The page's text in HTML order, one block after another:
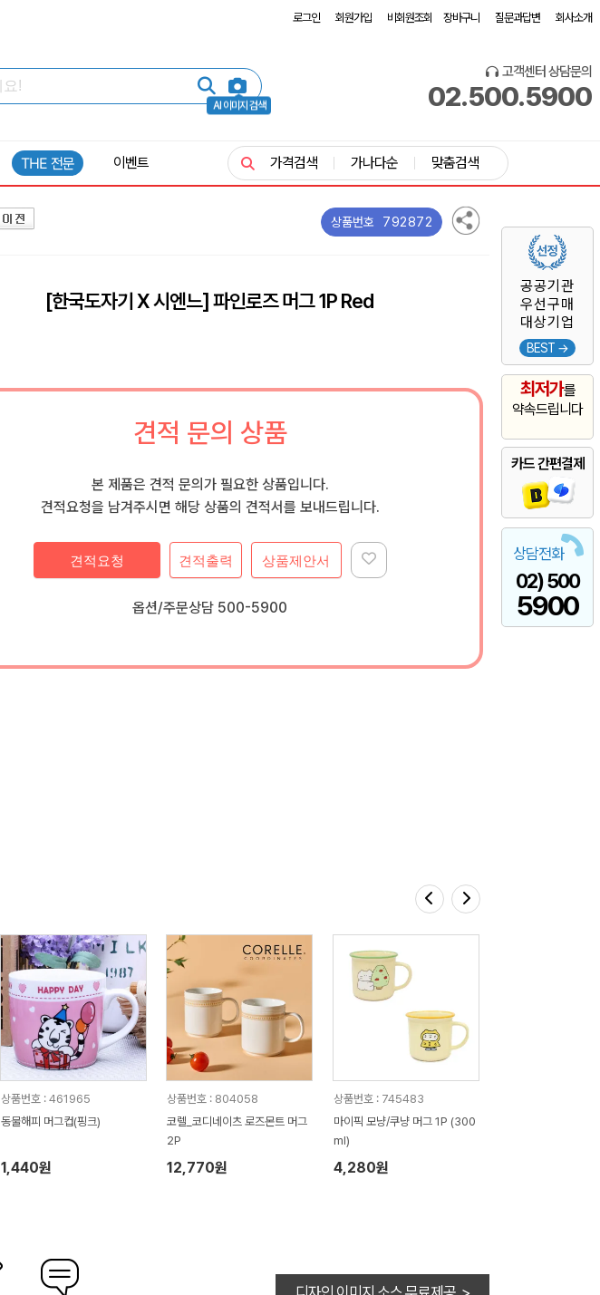
로그인 회원가입 비회원조회 장바구니 질문과답변 회사소개
AI 이미지 검색
고객센터 상담문의
02.500.5900
공공기관
우선구매
대상기업
BEST →
최저가를
약속드립니다
카드 간편결제
상담전화
02) 500
5900
THE 전문 이벤트 가격검색 가나다순 맞춤검색
상품번호 792872
[한국도자기 X 시엔느] 파인로즈 머그 1P Red
견적 문의 상품
본 제품은 견적 문의가 필요한 상품입니다.
견적요청을 남겨주시면 해당 상품의 견적서를 보내드립니다.
견적요청 상품제안서
견적출력
옵션/주문상담 500-5900
상품번호 : 461965
동물해피 머그컵(핑크)
1,440원
상품번호 : 804058
코렐_코디네이츠 로즈몬트 머그
2P
12,770원
상품번호 : 745483
마이픽 모냥/쿠냥 머그 1P (300
ml)
4,280원